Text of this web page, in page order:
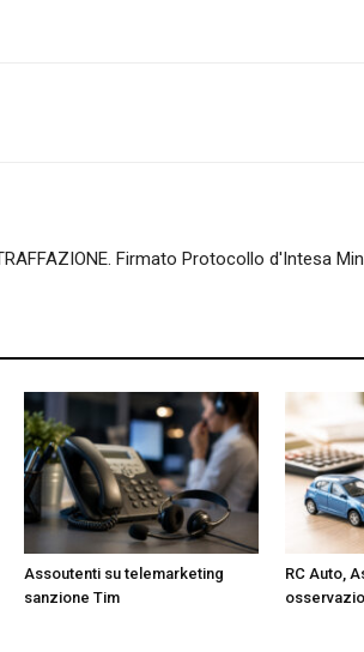
Firmato Protocollo d'Intesa
Assoutenti su telemarketing
sanzione Tim
RC Auto,